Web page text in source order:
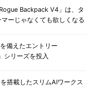
Backpack V4」は、タ
ーじゃなくても欲しくなる
備えたエントリー
シリーズを投入
搭載したスリムAIワークス